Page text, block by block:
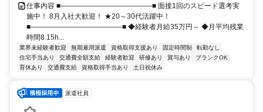
仕事内容 ■―――――――――――――■ 面接1回のスピード選考実
施中！ 8月入社大歓迎！ ★20～30代活躍中！
■―――――――――――――■ ◆経験者月給35万円～ ◆月平均残業
時間8.15h...
業界未経験者歓迎 無期雇用派遣 資格取得支援あり 固定時間制
転勤なし
住宅手当あり
交通費全額支給 経験者歓迎 研修あり 賞与あり
ブランクOK
育休あり
交通費支給 資格取得手当あり 土日祝休み
派遣社員